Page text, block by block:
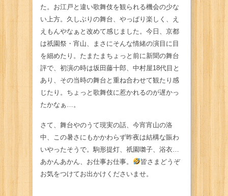
た。お江戸と違い歌舞伎を観られる機会の少な
い上方。久しぶりの舞台、やっぱり楽しく、え
えもんやなぁと改めて感じました。今日、京都
は祇園祭・宵山、まさにそんな情緒の演目に目
を細めたり。たまたまちょっと前に新聞の舞台
評で、初演の時は坂田藤十郎、中村屋18代目と
あり、その当時の舞台と重ね合わせて観たり感
じたり。ちょっと歌舞伎に惹かれるのが遅かっ
たかなぁ…。
さて、舞台やのうて現実の話、今宵宵山の洛
中、この暑さにもかかわらず昨夜は結構な賑わ
いやったそうで。駒形提灯、祇園囃子、浴衣…
あかんあかん、お仕事お仕事。
皆さまどうぞ
お気をつけてお出かけくださいませ。